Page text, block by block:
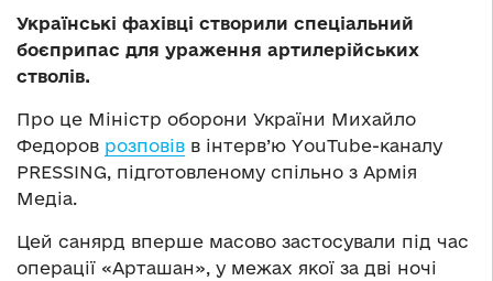
Українські фахівці створили спеціальний
боєприпас для ураження артилерійських
стволів.
Про це Міністр оборони України Михайло
Федоров розповів в інтерв’ю YouTube-каналу
PRESSING, підготовленому спільно з Армія
Медіа.
Цей санярд вперше масово застосували під час
операції «Арташан», у межах якої за дві ночі